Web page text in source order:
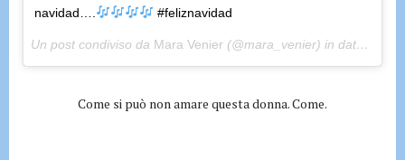
navidad….
#feliznavidad
Un post condiviso da Mara Venier (@mara_venier) in data:
Come si può non amare questa donna. Come.